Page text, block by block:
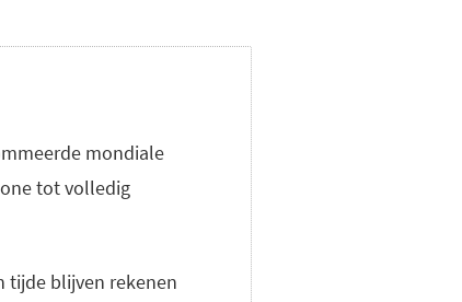
mondiale
tot volledig
tijde blijven rekenen